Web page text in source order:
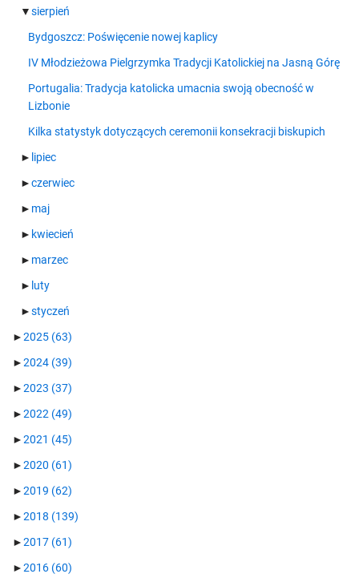
▼sierpień
Bydgoszcz: Poświęcenie nowej kaplicy
IV Młodzieżowa Pielgrzymka Tradycji Katolickiej na Jasną Górę
Portugalia: Tradycja katolicka umacnia swoją obecność w
Lizbonie
Kilka statystyk dotyczących ceremonii konsekracji biskupich
► lipiec
►czerwiec
► maj
► kwiecień
► marzec
► luty
►styczeń
►2025 (63)
►2024 (39)
►2023 (37)
►2022 (49)
►2021 (45)
►2020 (61)
►2019 (62)
►2018 (139)
►2017 (61)
►2016 (60)